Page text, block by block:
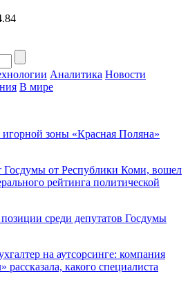
Аналитика Новости
В мире
зоны «Красная Поляна»
Госдумы от Республики Коми, вошел
рейтинга политической
среди депутатов Госдумы
на аутсорсинге: компания
рассказала, какого специалиста